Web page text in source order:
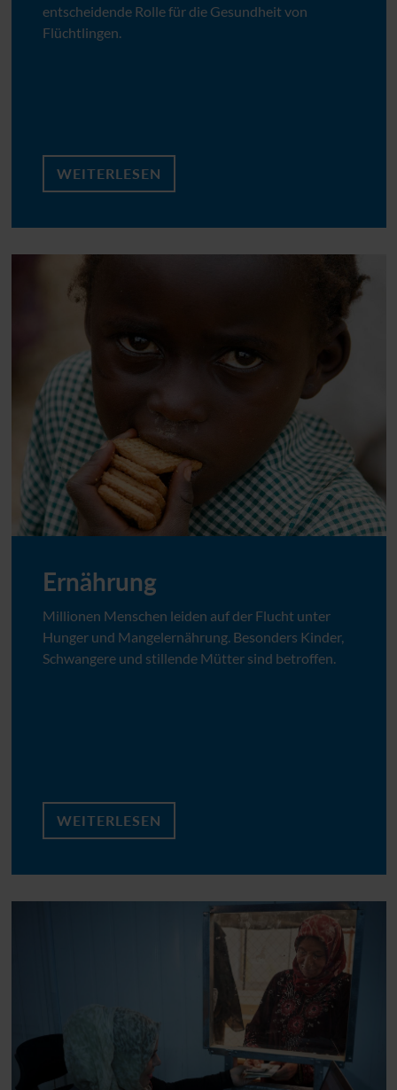
entscheidende Rolle für die Gesundheit von
Flüchtlingen.
WEITERLESEN
Ernährung
Millionen Menschen leiden auf der Flucht unter
Hunger und Mangelernährung. Besonders Kinder,
Schwangere und stillende Mütter sind betroffen.
WEITERLESEN